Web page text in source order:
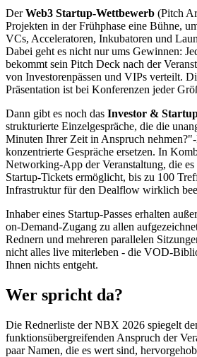
DerWeb3 Startup-Wettbewerb (Pitch
Projekten in der Frühphase eine Bühne,
VCs, Acceleratoren, Inkubatoren und
Dabei geht es nicht nur ums Gewinnen:
bekommt sein Pitch Deck nach der
von Investorenpässen und VIPs verteilt.
Präsentation ist bei Konferenzen jeder
Dann gibt es noch das Investor &
strukturierte Einzelgespräche, die die
Minuten Ihrer Zeit in Anspruch
konzentrierte Gespräche ersetzen. In
Networking-App der Veranstaltung, die es
Startup-Tickets ermöglicht, bis zu 100
Infrastruktur für den Dealflow wirklich
Inhaber eines Startup-Passes erhalten
on-Demand-Zugang zu allen
Rednern und mehreren parallelen
nicht alles live miterleben - die VOD-
Ihnen nichts entgeht.
Wer spricht da?
Die Rednerliste der NBX 2026 spiegelt
funktionsübergreifenden Anspruch der
paar Namen, die es wert sind,